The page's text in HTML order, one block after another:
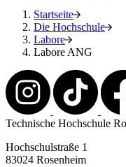
Startseite
Die Hochschule
Labore
Labore ANG
Technische Hochschule
Hochschulstraße 1
83024 Rosenheim